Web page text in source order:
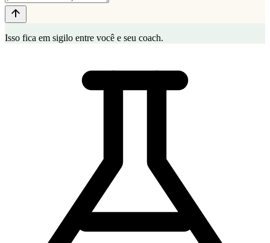
Isso fica em sigilo entre você e seu coach.